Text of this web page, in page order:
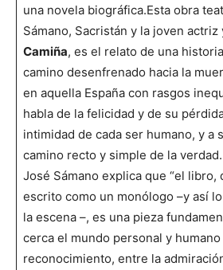
una novela biográfica.Esta obra
Sámano, Sacristán y la joven
Camiña, es el relato de una
camino desenfrenado hacia la
en aquella España con rasgos
habla de la felicidad y de su
intimidad de cada ser humano, y a
camino recto y simple de la verdad.
José Sámano explica que “el libro,
escrito como un monólogo –y así
la escena –, es una pieza
cerca el mundo personal y
reconocimiento, entre la